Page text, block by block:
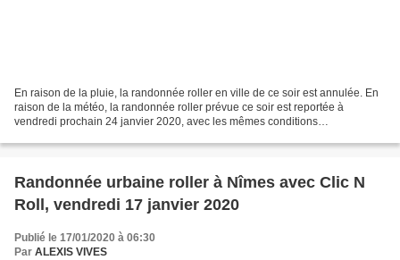
En raison de la pluie, la randonnée roller en ville de ce soir est annulée. En
raison de la météo, la randonnée roller prévue ce soir est reportée à
vendredi prochain 24 janvier 2020, avec les mêmes conditions
Randonnée urbaine roller à Nîmes avec Clic N
Roll, vendredi 17 janvier 2020
Publié le 17/01/2020 à 06:30
Par ALEXIS VIVES